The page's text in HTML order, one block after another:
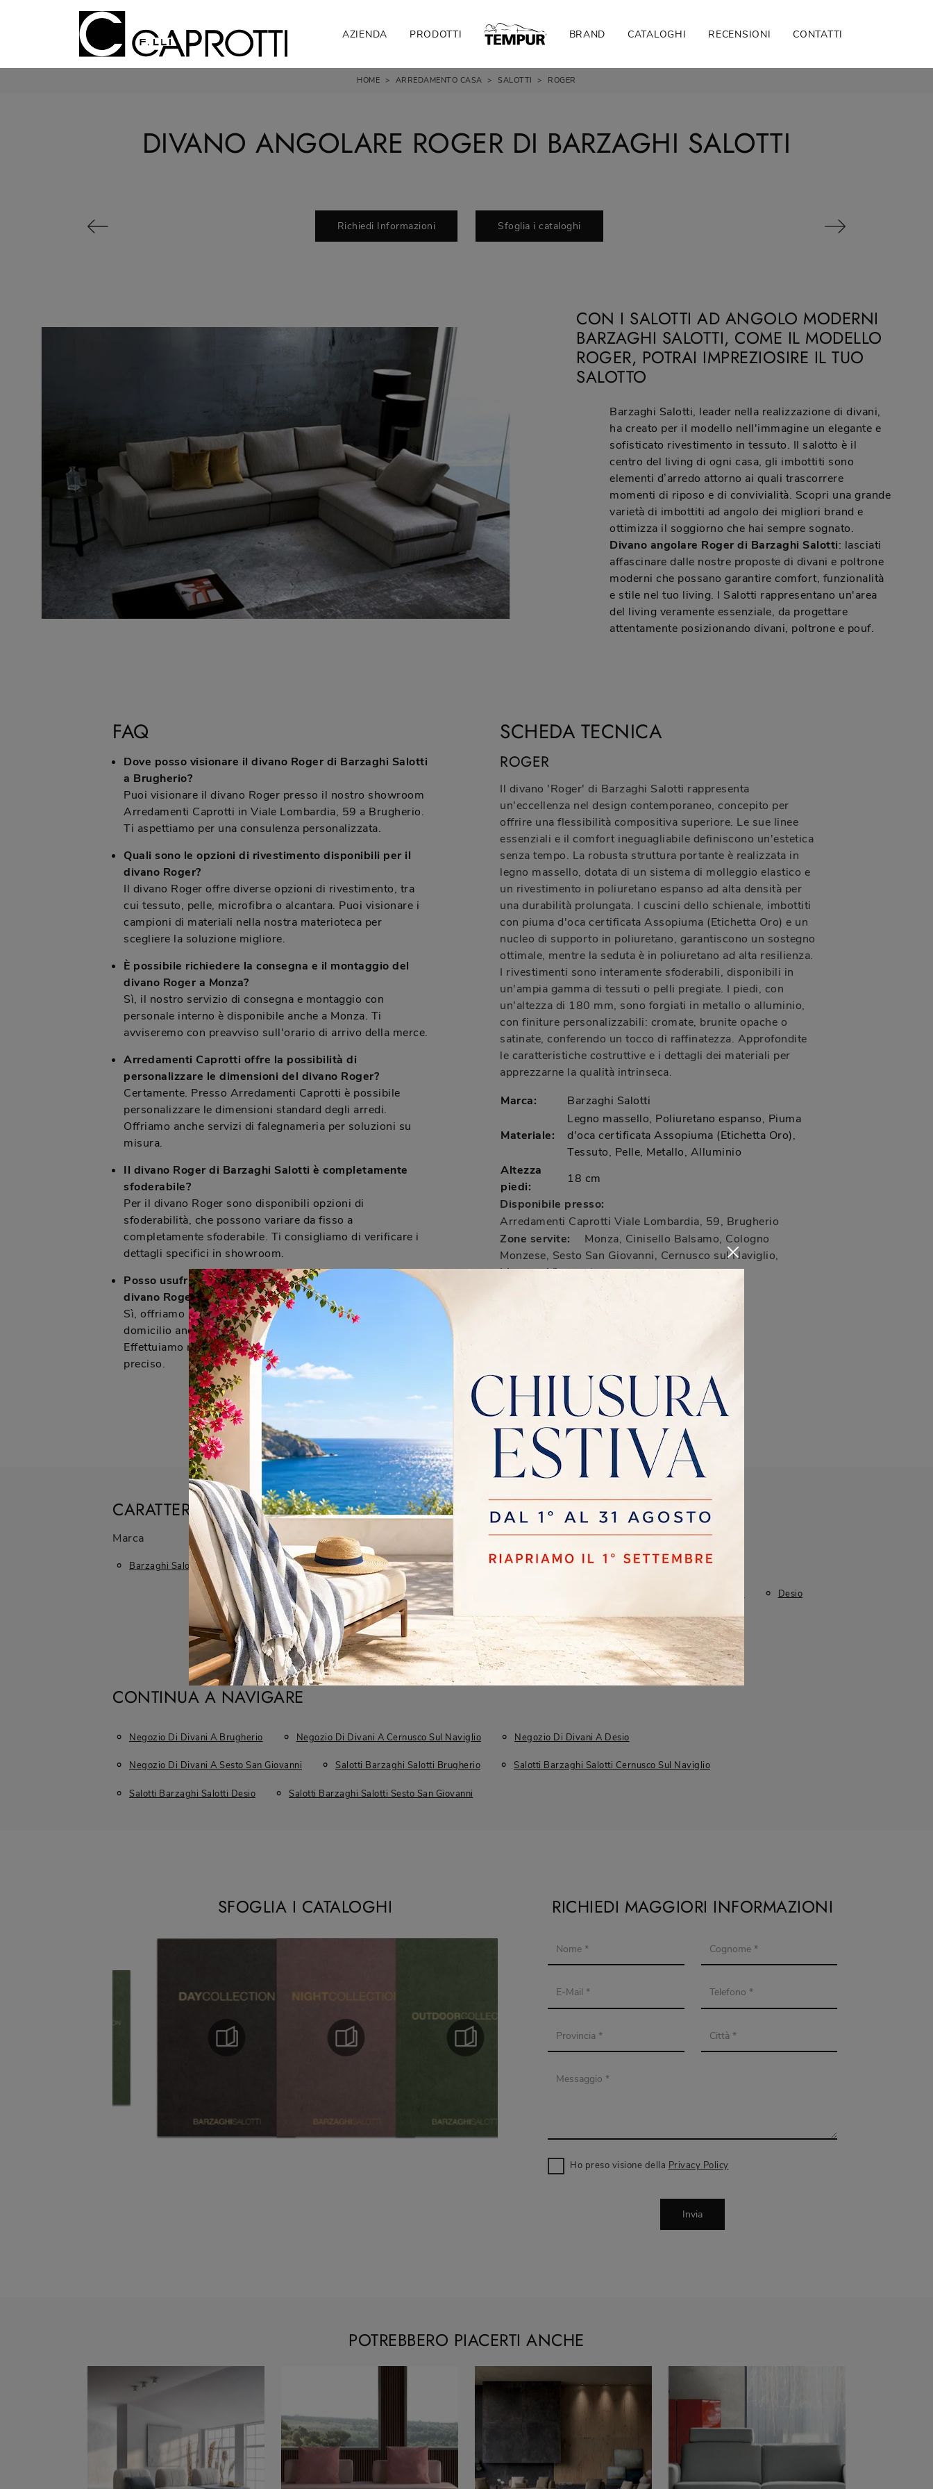
AZIENDA PRODOTTI BRAND CATALOGHI RECENSIONI CONTATTI
HOME > ARREDAMENTO CASA > SALOTTI > ROGER
DIVANO ANGOLARE ROGER DI BARZAGHI SALOTTI
Richiedi Informazioni Sfoglia i cataloghi
CON I SALOTTI AD ANGOLO MODERNI
BARZAGHI SALOTTI, COME IL MODELLO
ROGER, POTRAI IMPREZIOSIRE IL TUO
SALOTTO
Barzaghi Salotti, leader nella realizzazione di divani,
ha creato per il modello nell'immagine un elegante e
sofisticato rivestimento in tessuto. Il salotto è il
centro del living di ogni casa, gli imbottiti sono
elementi d’arredo attorno ai quali trascorrere
momenti di riposo e di convivialità. Scopri una grande
varietà di imbottiti ad angolo dei migliori brand e
ottimizza il soggiorno che hai sempre sognato.
Divano angolare Roger di Barzaghi Salotti: lasciati
affascinare dalle nostre proposte di divani e poltrone
moderni che possano garantire comfort, funzionalità
e stile nel tuo living. I Salotti rappresentano un'area
del living veramente essenziale, da progettare
attentamente posizionando divani, poltrone e pouf.
FAQ
Dove posso visionare il divano Roger di Barzaghi Salotti
a Brugherio?
Puoi visionare il divano Roger presso il nostro showroom
Arredamenti Caprotti in Viale Lombardia, 59 a Brugherio.
Ti aspettiamo per una consulenza personalizzata.
Quali sono le opzioni di rivestimento disponibili per il
divano Roger?
Il divano Roger offre diverse opzioni di rivestimento, tra
cui tessuto, pelle, microfibra o alcantara. Puoi visionare i
campioni di materiali nella nostra materioteca per
scegliere la soluzione migliore.
È possibile richiedere la consegna e il montaggio del
divano Roger a Monza?
Sì, il nostro servizio di consegna e montaggio con
personale interno è disponibile anche a Monza. Ti
avviseremo con preavviso sull'orario di arrivo della merce.
Arredamenti Caprotti offre la possibilità di
personalizzare le dimensioni del divano Roger?
Certamente. Presso Arredamenti Caprotti è possibile
personalizzare le dimensioni standard degli arredi.
Offriamo anche servizi di falegnameria per soluzioni su
misura.
Il divano Roger di Barzaghi Salotti è completamente
sfoderabile?
Per il divano Roger sono disponibili opzioni di
sfoderabilità, che possono variare da fisso a
completamente sfoderabile. Ti consigliamo di verificare i
dettagli specifici in showroom.
Posso usufruire del servizio di progettazione 3D per il
divano Roger a Cologno Monzese?
Sì, offriamo servizi di progettazione 3D e consulenze a
domicilio anche per i clienti di Cologno Monzese.
Effettuiamo rilievi delle misure in loco per un progetto
preciso.
SCHEDA TECNICA
ROGER
Il divano 'Roger' di Barzaghi Salotti rappresenta
un'eccellenza nel design contemporaneo, concepito per
offrire una flessibilità compositiva superiore. Le sue linee
essenziali e il comfort ineguagliabile definiscono un'estetica
senza tempo. La robusta struttura portante è realizzata in
legno massello, dotata di un sistema di molleggio elastico e
un rivestimento in poliuretano espanso ad alta densità per
una durabilità prolungata. I cuscini dello schienale, imbottiti
con piuma d'oca certificata Assopiuma (Etichetta Oro) e un
nucleo di supporto in poliuretano, garantiscono un sostegno
ottimale, mentre la seduta è in poliuretano ad alta resilienza.
I rivestimenti sono interamente sfoderabili, disponibili in
un'ampia gamma di tessuti o pelli pregiate. I piedi, con
un'altezza di 180 mm, sono forgiati in metallo o alluminio,
con finiture personalizzabili: cromate, brunite opache o
satinate, conferendo un tocco di raffinatezza. Approfondite
le caratteristiche costruttive e i dettagli dei materiali per
apprezzarne la qualità intrinseca.
Marca:
Barzaghi Salotti
Materiale:
Legno massello, Poliuretano espanso, Piuma
d'oca certificata Assopiuma (Etichetta Oro),
Tessuto, Pelle, Metallo, Alluminio
Altezza
piedi:
18 cm
Disponibile presso:
Arredamenti Caprotti Viale Lombardia, 59, Brugherio
Zone servite:
Monza, Cinisello Balsamo, Cologno
Monzese, Sesto San Giovanni, Cernusco sul Naviglio,
Lissone, Vimercate...
CARATTERISTICHE
Marca
Barzaghi Salotti
Imbottiti
Divani
Rivestimento
In Tessuto Moderni
Tipologia
Ad Angolo
I più visti a :
Brugherio
Desio
Sesto San Giovanni
CONTINUA A NAVIGARE
Negozio Di Divani A Brugherio Negozio Di Divani A Cernusco Sul Naviglio Negozio Di Divani A Desio
Negozio Di Divani A Sesto San Giovanni Salotti Barzaghi Salotti Brugherio Salotti Barzaghi Salotti Cernusco Sul Naviglio
Salotti Barzaghi Salotti Desio Salotti Barzaghi Salotti Sesto San Giovanni
SFOGLIA I CATALOGHI RICHIEDI MAGGIORI INFORMAZIONI
Ho preso visione della Privacy Policy
Invia
POTREBBERO PIACERTI ANCHE